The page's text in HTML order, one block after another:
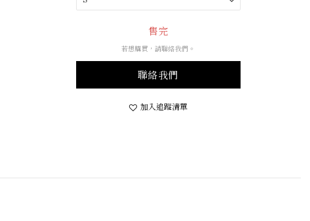
售完
若想購買，請聯絡我們。
聯絡我們
加入追蹤清單